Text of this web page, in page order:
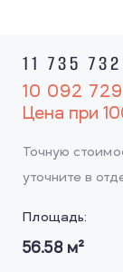
11 735
10 092 729
Цена при
Точную
уточните в
Площадь:
56.58м²